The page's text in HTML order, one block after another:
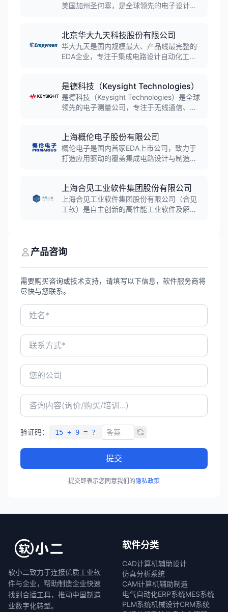
美国加州圣何塞，是全球领先的电子设计自
产品涵盖模拟/数字IC设计、PCB设计、信号
完整性分析等领域，服务于全球半导体和电
子系统企业。
北京华大九天科技股份有限公司
华大九天是国内规模最大、产品线最完整的
EDA企业，专注于集成电路设计自动化工具
具、平板显示电路设计EDA工具系统等核心
产品，多项技术达到国际领先水平，服务全
球近700家客户。
是德科技（Keysight Technologies）
是德科技（Keysight Technologies）是全球
领先的电子测量公司，专注于无线通信、航
术积淀，提供从设计仿真到生产测试的全流
程电子设计自动化软件和测量仪器，帮助客
户加速创新并确保产品质量。
上海概伦电子股份有限公司
概伦电子是国内首家EDA上市公司，致力于
打造应用驱动的覆盖集成电路设计与制造全
力。
上海合见工业软件集团股份有限公司
上海合见工业软件集团股份有限公司（合见
工软）是自主创新的高性能工业软件及解决
的国产EDA公司。
产品咨询
需要购买咨询或技术支持，请填写以下信息，软件服务商将
尽快与您联系。
验证码： 15 + 9 = ?
提交
提交即表示您同意我们的隐私政策
软小二致力于连接优质工业软
件与企业，帮助制造企业快速
找到合适工具，推动中国制造
业数字化转型。
软件分类
CAD计算机辅助设计
仿真分析系统
CAM计算机辅助制造
电气自动化ERP系统MES系统
PLM系统机械设计CRM系统